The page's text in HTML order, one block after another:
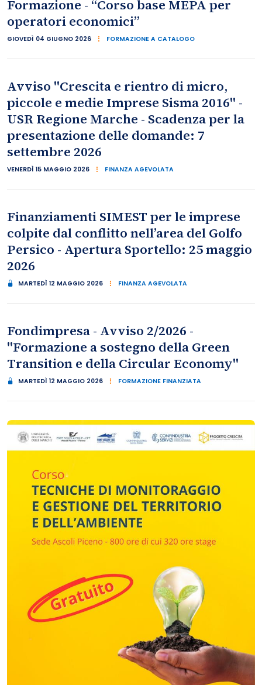
Formazione - “Corso base MEPA per
operatori economici”
GIOVEDÌ 04 GIUGNO 2026 FORMAZIONE A CATALOGO
Avviso "Crescita e rientro di micro,
piccole e medie Imprese Sisma 2016" -
USR Regione Marche - Scadenza per la
presentazione delle domande: 7
settembre 2026
VENERDÌ 15 MAGGIO 2026 FINANZA AGEVOLATA
Finanziamenti SIMEST per le imprese
colpite dal conflitto nell’area del Golfo
Persico - Apertura Sportello: 25 maggio
2026
MARTEDÌ 12 MAGGIO 2026 FINANZA AGEVOLATA
Fondimpresa - Avviso 2/2026 -
"Formazione a sostegno della Green
Transition e della Circular Economy"
MARTEDÌ 12 MAGGIO 2026 FORMAZIONE FINANZIATA